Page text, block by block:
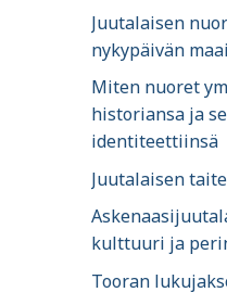
Juutalaisen
nykypäivän
Miten nuoret
historiansa ja
identiteettiinsä
Juutalaisen
kulttuuri ja
Tooran